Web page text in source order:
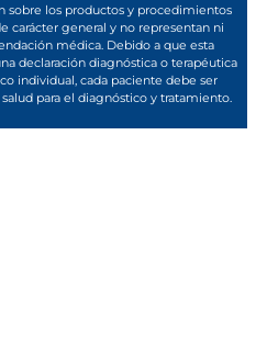
sobre los productos y procedimientos
carácter general y no representan ni
médica. Debido a que esta
declaración diagnóstica o terapéutica
individual, cada paciente debe ser
para el diagnóstico y tratamiento.